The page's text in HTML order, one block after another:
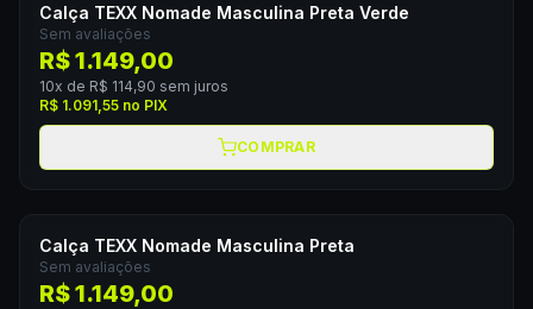
Calça TEXX Nomade Masculina Preta Verde
Sem avaliações
R$ 1.149,00
10x de R$ 114,90 sem juros
R$ 1.091,55 no PIX
COMPRAR
Calça TEXX Nomade Masculina Preta
Sem avaliações
R$ 1.149,00